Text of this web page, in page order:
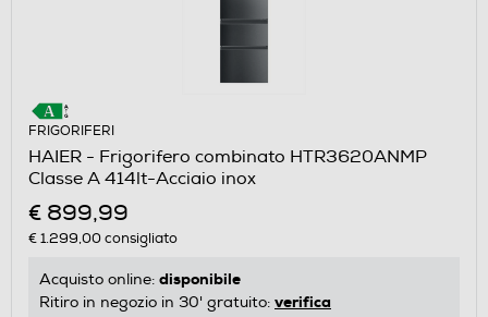
FRIGORIFERI
HAIER - Frigorifero combinato HTR3620ANMP
Classe A 414lt-Acciaio inox
€ 899,99
€ 1.299,00consigliato
Acquisto online: disponibile
Ritiro in negozio in 30' gratuito: verifica